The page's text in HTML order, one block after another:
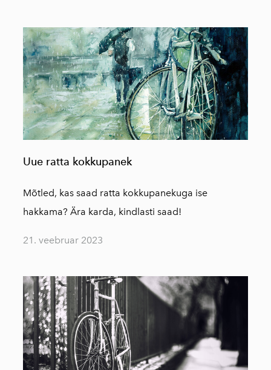
Uue ratta kokkupanek
Mõtled, kas saad ratta kokkupanekuga ise
hakkama? Ära karda, kindlasti saad!
21. veebruar 2023